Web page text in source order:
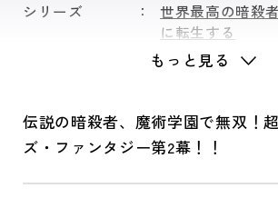
シリーズ
世界最高の暗殺
に転生する
もっと見る
伝説の暗殺者、魔術学園で無双！
ズ・ファンタジー第2幕！！